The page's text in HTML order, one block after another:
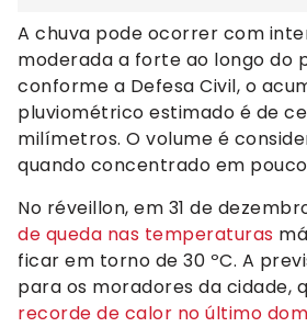
A chuva pode ocorrer com
moderada a forte ao longo do
conforme a Defesa Civil, o
pluviométrico estimado é de
milímetros. O volume é
quando concentrado em
No réveillon, em 31 de
de queda nas temperaturas
ficar em torno de 30 ºC. A
para os moradores da cidade,
recorde de calor no último